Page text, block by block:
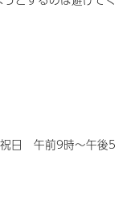
日 午前9時～午後5